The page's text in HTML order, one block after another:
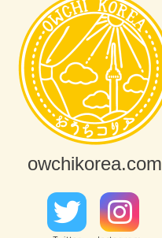
owchikorea.com